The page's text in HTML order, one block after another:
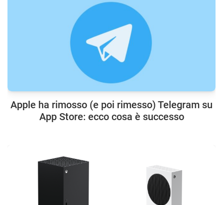
Apple ha rimosso (e poi rimesso) Telegram su
App Store: ecco cosa è successo